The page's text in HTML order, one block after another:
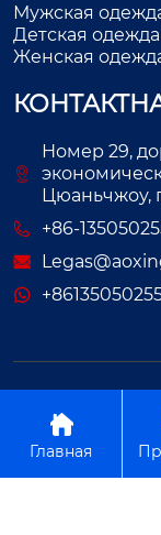
Мужская
Детская одежда
Женская
Номер 29,
Цюаньчжоу,
+86-

Главная